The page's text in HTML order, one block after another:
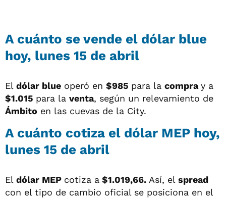
A cuánto se vende el dólar blue
hoy, lunes 15 de abril
El dólar blue operó en $985 para la compray a
$1.015 para la venta, según un relevamiento de
Ámbito en las cuevas de la City.
A cuánto cotiza el dólar MEP hoy,
lunes 15 de abril
El dólar MEP cotiza a $1.019,66. Así, el spread
con el tipo de cambio oficial se posiciona en el